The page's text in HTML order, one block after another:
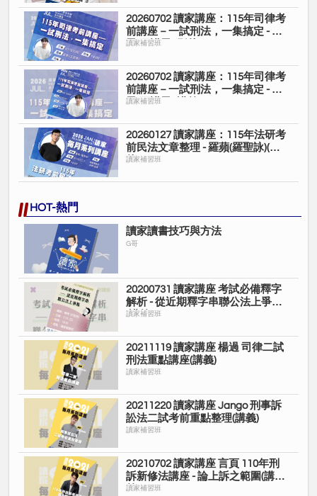
20260702 讀家講座：115年司律考
前講座－一試刑法，一集搞定 - 諾
恩(王諾恩)(影片)
讀家補習班
20260702 讀家講座：115年司律考
前講座－一試刑法，一集搞定 - 諾
恩(王諾恩)(講義)
讀家補習班
20260127 讀家講座：115年法研考
前民法文章整理 - 羅蘋(羅聖詠)(影
片)
讀家補習班
HOT-熱門
讀家讀書技巧與方法
G哥
20200731 讀家講座 考試必備釋字
解析 - 從近期釋字串聯公法上爭點
(講義)
讀家補習班
20211119 讀家講座 楊過 司律二試
刑法重點講座(講義)
讀家補習班
20211220 讀家講座 Jango 刑事訴
訟法二試考前重點整理(講義)
讀家補習班
20210702 讀家講座 言頁 110年刑
訴新修法講座 - 論上訴之範圍(講
義)
讀家補習班